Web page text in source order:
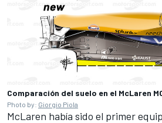
Comparación del suelo en el McLaren
Photo by: Giorgio Piola
McLaren había sido el primer